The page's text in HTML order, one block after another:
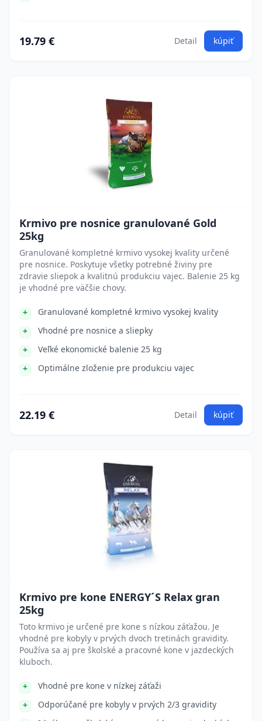
19.79 € Detail kúpiť
Krmivo pre nosnice granulované Gold
25kg
Granulované kompletné krmivo vysokej kvality určené
pre nosnice. Poskytuje všetky potrebné živiny pre
zdravie sliepok a kvalitnú produkciu vajec. Balenie 25 kg
je vhodné pre väčšie chovy.
Granulované kompletné krmivo vysokej kvality
Vhodné pre nosnice a sliepky
Veľké ekonomické balenie 25 kg
Optimálne zloženie pre produkciu vajec
22.19 € Detail kúpiť
Krmivo pre kone ENERGY´S Relax gran
25kg
Toto krmivo je určené pre kone s nízkou záťažou. Je
vhodné pre kobyly v prvých dvoch tretinách gravidity.
Používa sa aj pre školské a pracovné kone v jazdeckých
kluboch.
Vhodné pre kone v nízkej záťaži
Odporúčané pre kobyly v prvých 2/3 gravidity